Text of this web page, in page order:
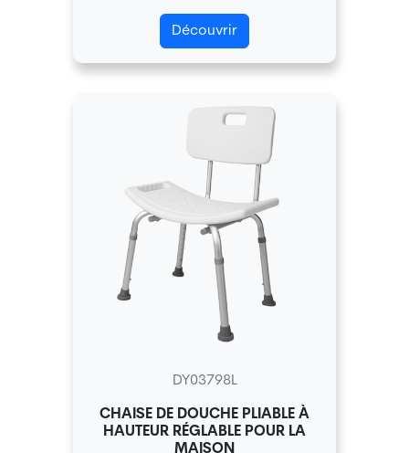
Découvrir
DY03798L
CHAISE DE DOUCHE PLIABLE À
HAUTEUR RÉGLABLE POUR LA
MAISON